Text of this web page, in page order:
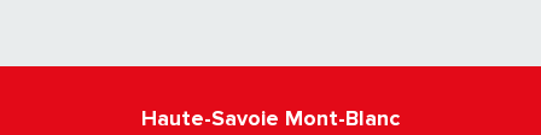
Haute-Savoie Mont-Blanc